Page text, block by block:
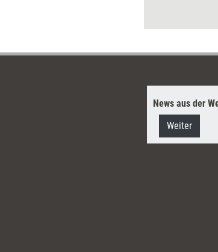
News aus der
Weiter